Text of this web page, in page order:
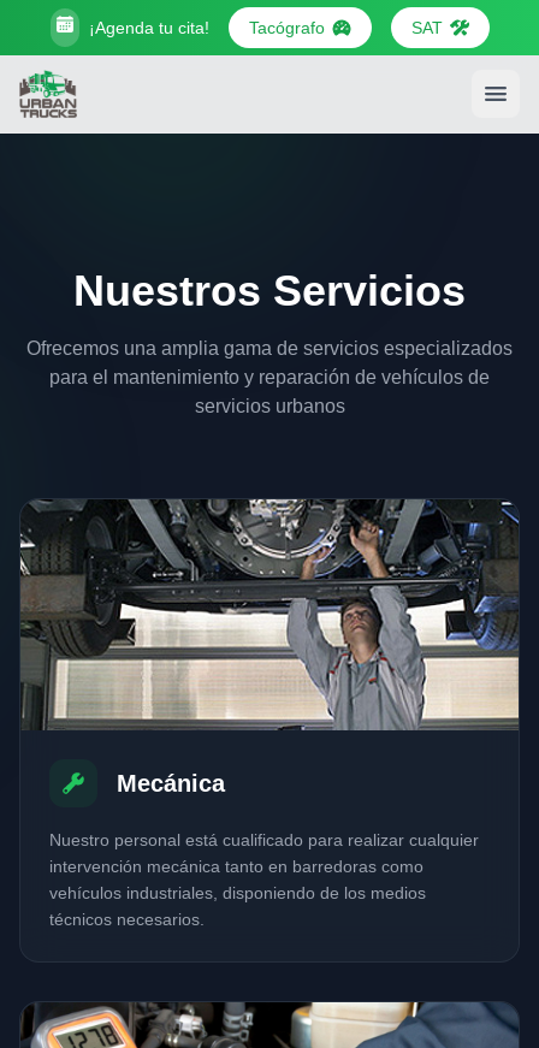
¡Agenda tu cita! Tacógrafo SAT
Nuestros Servicios
Ofrecemos una amplia gama de servicios especializados
para el mantenimiento y reparación de vehículos de
servicios urbanos
Mecánica
Nuestro personal está cualificado para realizar cualquier
intervención mecánica tanto en barredoras como
vehículos industriales, disponiendo de los medios
técnicos necesarios.